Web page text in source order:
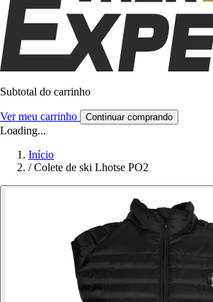
Subtotal do carrinho
Ver meu carrinho Continuar comprando
Loading...
Início
/ Colete de ski Lhotse PO2